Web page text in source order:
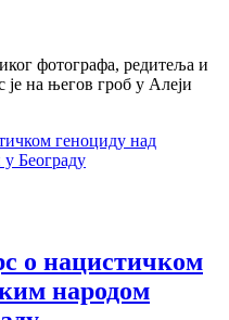
фотографа, редитеља и
на његов гроб у Алеји
о нацистичком
народом